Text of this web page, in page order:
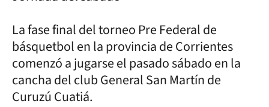
La fase final del torneo Pre Federal de
básquetbol en la provincia de Corrientes
comenzó a jugarse el pasado sábado en la
cancha del club General San Martín de
Curuzú Cuatiá.